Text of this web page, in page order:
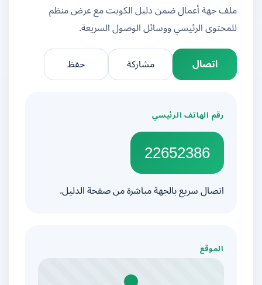
ملف جهة أعمال ضمن دليل الكويت مع عرض منظم
للمحتوى الرئيسي ووسائل الوصول السريعة.
اتصال
مشاركة
رقم الهاتف الرئيسي
22652386
اتصال سريع بالجهة مباشرة من صفحة الدليل.
الموقع